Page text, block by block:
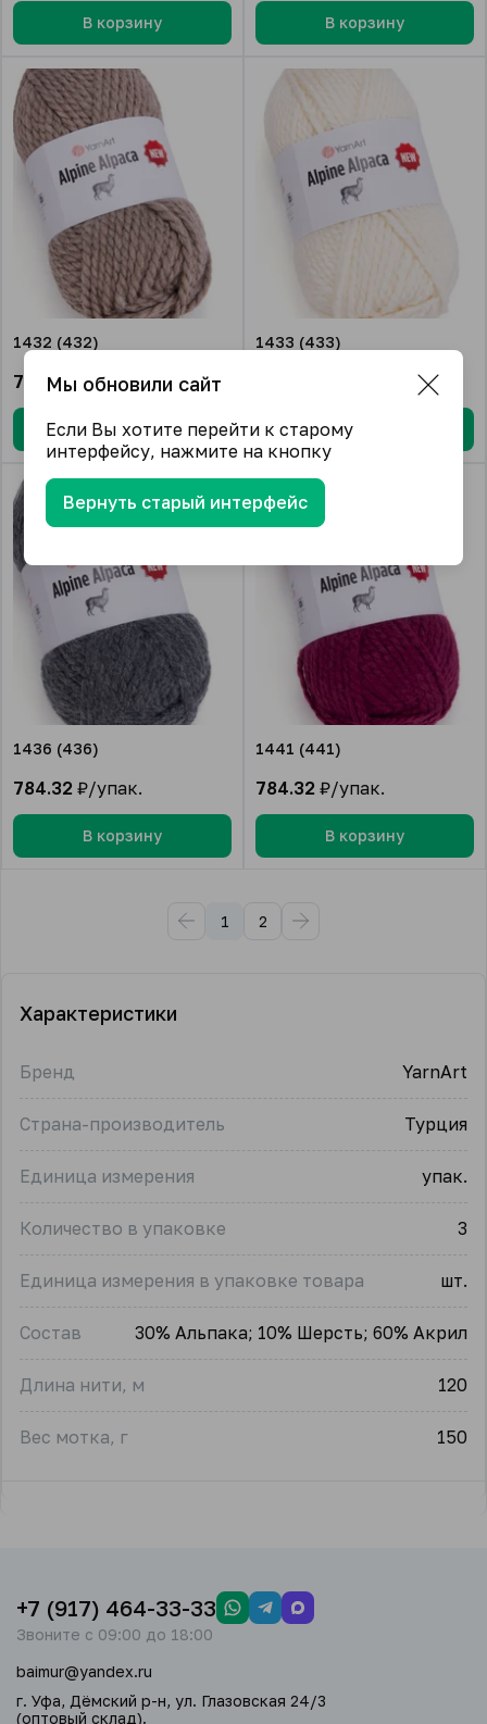
В корзину В корзину
1432 (432)
784.32 ₽/упак.
В корзину
1433 (433)
В корзину
1436 (436)
784.32 ₽/упак.
В корзину
1441 (441)
784.32 ₽/упак.
В корзину
1 2
Характеристики
Бренд YarnArt
Страна-производитель Турция
Единица измерения упак.
Количество в упаковке 3
Единица измерения в упаковке товара шт.
Состав 30% Альпака; 10% Шерсть; 60% Акрил
Длина нити, м 120
Вес мотка, г 150
+7 (917) 464-33-33
Звоните с 09:00 до 18:00
baimur@yandex.ru
г. Уфа, Дёмский р-н, ул. Глазовская 24/3
(оптовый склад).
Мы обновили сайт
Если Вы хотите перейти к старому
интерфейсу, нажмите на кнопку
Вернуть старый интерфейс